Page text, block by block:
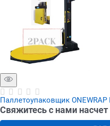
Паллетоупаковщик
Свяжитесь с нами